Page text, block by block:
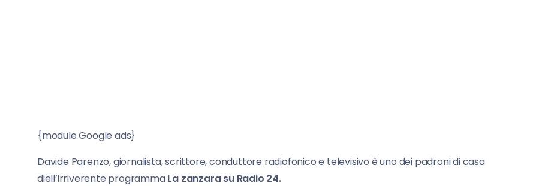
{module Google ads}
Davide Parenzo, giornalista, scrittore, conduttore radiofonico e televisivo è uno dei padroni di casa
diell’irriverente programmaLa zanzara su Radio 24.